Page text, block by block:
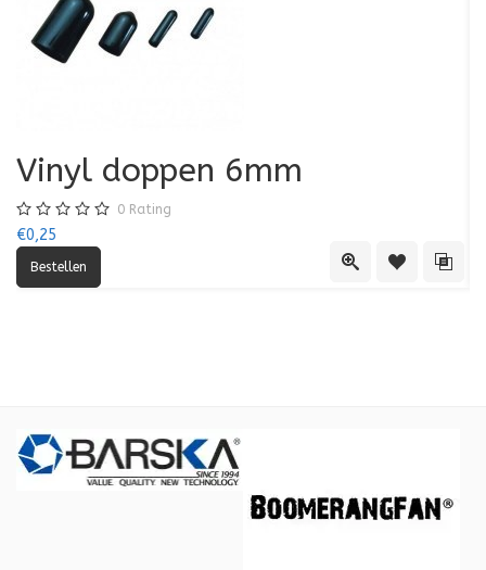
Quick ViewToevoegen
Vinyl doppen 6mm
0 Rating
€0,25